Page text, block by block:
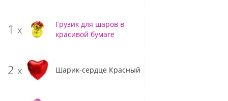
1 x
Грузик для шаров в
красивой бумаге
2 x Шарик-сердце Красный